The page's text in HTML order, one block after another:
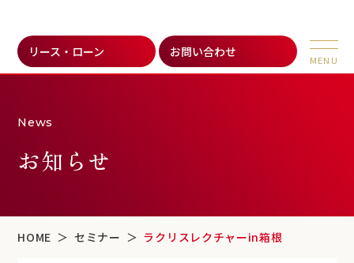
リース・ローン お問い合わせ
News
お知らせ
HOME セミナー ラクリスレクチャーin箱根